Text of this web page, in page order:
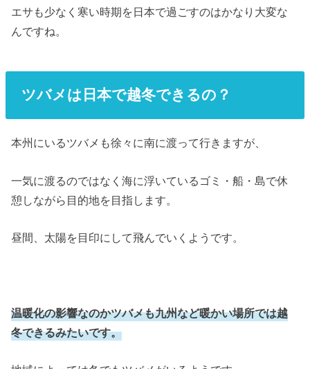
エサも少なく寒い時期を日本で過ごすのはかなり大変な
んですね。
ツバメは日本で越冬できるの？
本州にいるツバメも徐々に南に渡って行きますが、
一気に渡るのではなく海に浮いているゴミ・船・島で休
憩しながら目的地を目指します。
昼間、太陽を目印にして飛んでいくようです。
温暖化の影響なのかツバメも九州など暖かい場所では越
冬できるみたいです。